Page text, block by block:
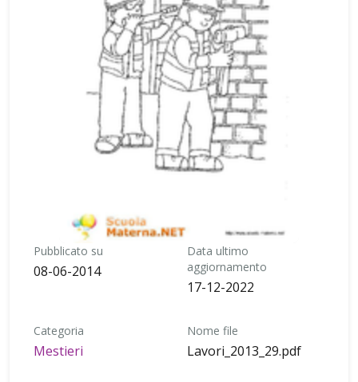
Pubblicato su
08-06-2014
Data ultimo
aggiornamento
17-12-2022
Categoria
Mestieri
Nome file
Lavori_2013_29.pdf